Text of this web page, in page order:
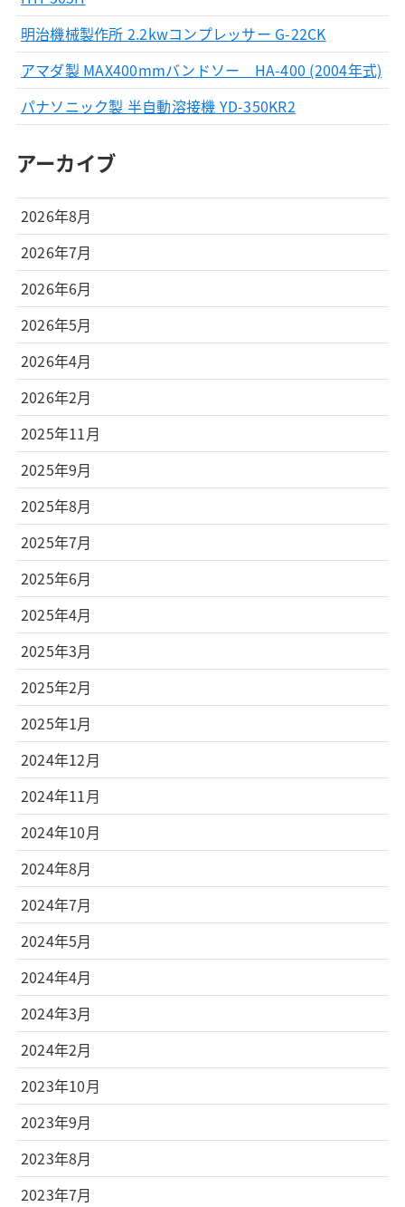
明治機械製作所 2.2kwコンプレッサー G-22CK
アマダ製 MAX400mmバンドソー HA-400 (2004年式)
パナソニック製 半自動溶接機 YD-350KR2
アーカイブ
2026年8月
2026年7月
2026年6月
2026年5月
2026年4月
2026年2月
2025年11月
2025年9月
2025年8月
2025年7月
2025年6月
2025年4月
2025年3月
2025年2月
2025年1月
2024年12月
2024年11月
2024年10月
2024年8月
2024年7月
2024年5月
2024年4月
2024年3月
2024年2月
2023年10月
2023年9月
2023年8月
2023年7月